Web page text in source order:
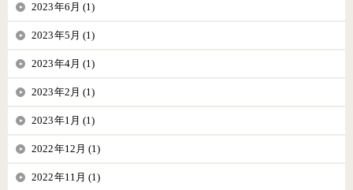
2023年6月 (1)
2023年5月 (1)
2023年4月 (1)
2023年2月 (1)
2023年1月 (1)
2022年12月 (1)
2022年11月 (1)